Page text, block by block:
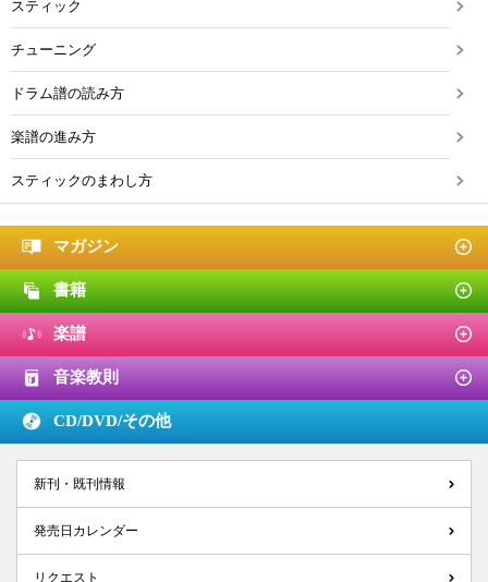
スティック
チューニング
ドラム譜の読み方
楽譜の進み方
スティックのまわし方
マガジン
書籍
楽譜
音楽教則
CD/DVD/その他
新刊・既刊情報
発売日カレンダー
リクエスト